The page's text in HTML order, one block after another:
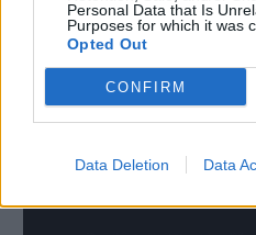
Personal Data that Is
Purposes for which it was
Opted Out
CONFIRM
Data Deletion Data